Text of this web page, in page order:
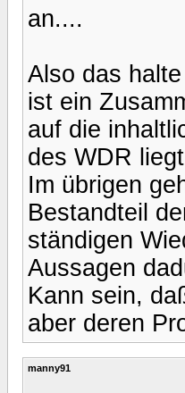
an....
Also das
ist ein
auf die
des WDR
Im übrigen
Bestandteil
ständigen
Aussagen
Kann sein,
aber deren
manny91